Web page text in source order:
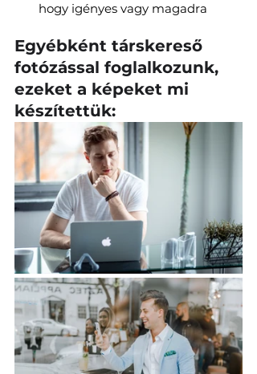
hogy igényes vagy magadra
Egyébként társkereső
fotózással foglalkozunk,
ezeket a képeket mi
készítettük: